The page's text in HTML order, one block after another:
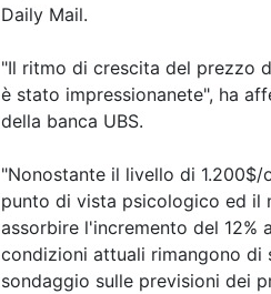
Daily Mail.
"Il ritmo di crescita del prezzo
è stato impressionanete", ha
della banca UBS.
"Nonostante il livello di
punto di vista psicologico ed il
assorbire l'incremento del 12%
condizioni attuali rimangono
sondaggio sulle previsioni dei